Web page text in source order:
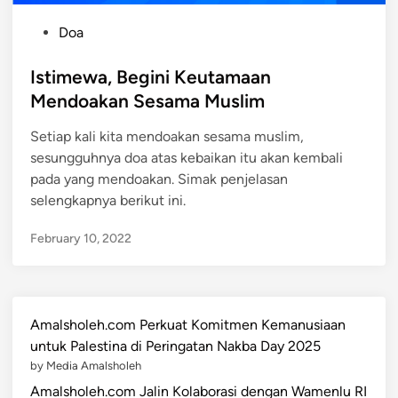
s
t
d
i
n
Doa
Istimewa, Begini Keutamaan
Mendoakan Sesama Muslim
Setiap kali kita mendoakan sesama muslim,
sesungguhnya doa atas kebaikan itu akan kembali
pada yang mendoakan. Simak penjelasan
selengkapnya berikut ini.
February 10, 2022
Amalsholeh.com Perkuat Komitmen Kemanusiaan
untuk Palestina di Peringatan Nakba Day 2025
by Media Amalsholeh
Amalsholeh.com Jalin Kolaborasi dengan Wamenlu RI